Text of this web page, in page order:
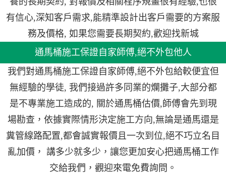
有信心,深知客戶需求,能精準設計出客戶需要的方案服
務及價格, 如果您需要長期契約,歡迎找新城
通馬桶施工保證自家師傅,絕不外包他人
我們對通馬桶施工保證自家師傅,絕不外包給較便宜但
無經驗的學徒, 我們接過許多同業的爛攤子,大部分都
是不專業施工造成的, 關於通馬桶估價,師傅會先到現
場勘查，依據實際情形決定施工方向,無論是通馬還是
糞管線路配置,都會誠實報價且一次到位,絕不巧立名目
亂加價， 講多少就多少，讓您更加安心把通馬桶工作
交給我們，觀迎來電免費詢問。